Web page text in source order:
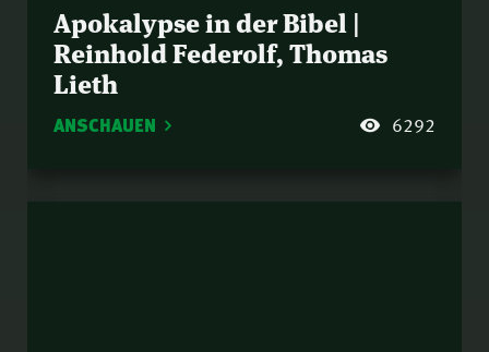
Apokalypse in der Bibel |
Reinhold Federolf, Thomas
Lieth
ANSCHAUEN 6292